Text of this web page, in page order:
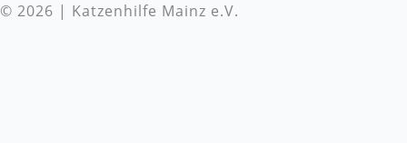
© 2026 | Katzenhilfe Mainz e.V.